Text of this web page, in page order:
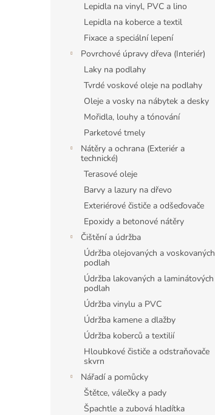
Lepidla na vinyl, PVC a lino
Lepidla na koberce a textil
Fixace a speciální lepení
Povrchové úpravy dřeva (Interiér)
Laky na podlahy
Tvrdé voskové oleje na podlahy
Oleje a vosky na nábytek a desky
Mořidla, louhy a tónování
Parketové tmely
Nátěry a ochrana (Exteriér a
technické)
Terasové oleje
Barvy a lazury na dřevo
Exteriérové čističe a odšeďovače
Epoxidy a betonové nátěry
Čištění a údržba
Údržba olejovaných a voskovaných
podlah
Údržba lakovaných a laminátových
podlah
Údržba vinylu a PVC
Údržba kamene a dlažby
Údržba koberců a textilií
Hloubkové čističe a odstraňovače
skvrn
Nářadí a pomůcky
Štětce, válečky a pady
Špachtle a zubová hladítka